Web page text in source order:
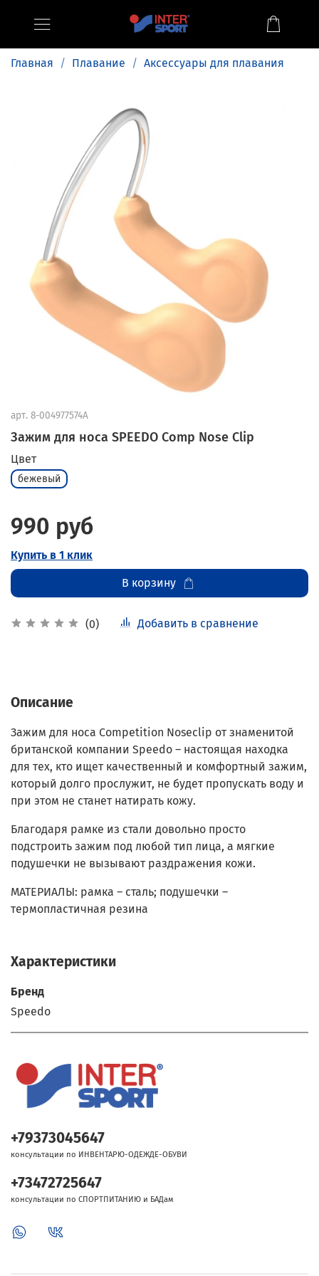
Главная Плавание Аксессуары для плавания
арт. 8-004977574A
Зажим для носа SPEEDO Comp Nose Clip
(0) Добавить в сравнение
Цвет
бежевый
990 руб
Купить в 1 клик
В корзину
Описание
Зажим для носа Competition Noseclip от знаменитой
британской компании Speedo – настоящая находка
для тех, кто ищет качественный и комфортный зажим,
который долго прослужит, не будет пропускать воду и
при этом не станет натирать кожу.
Благодаря рамке из стали довольно просто
подстроить зажим под любой тип лица, а мягкие
подушечки не вызывают раздражения кожи.
МАТЕРИАЛЫ: рамка – сталь; подушечки –
термопластичная резина
Характеристики
Бренд
Speedo
+79373045647
консультации по ИНВЕНТАРЮ-ОДЕЖДЕ-ОБУВИ
+73472725647
консультации по СПОРТПИТАНИЮ и БАДам